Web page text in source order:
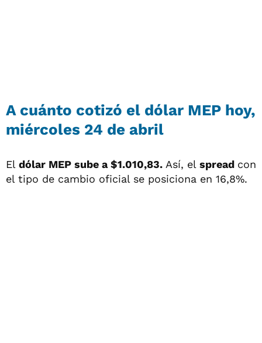
A cuánto cotizó el dólar MEP hoy,
miércoles 24 de abril
El dólar MEP sube a $1.010,83. Así, el spread con
el tipo de cambio oficial se posiciona en 16,8%.